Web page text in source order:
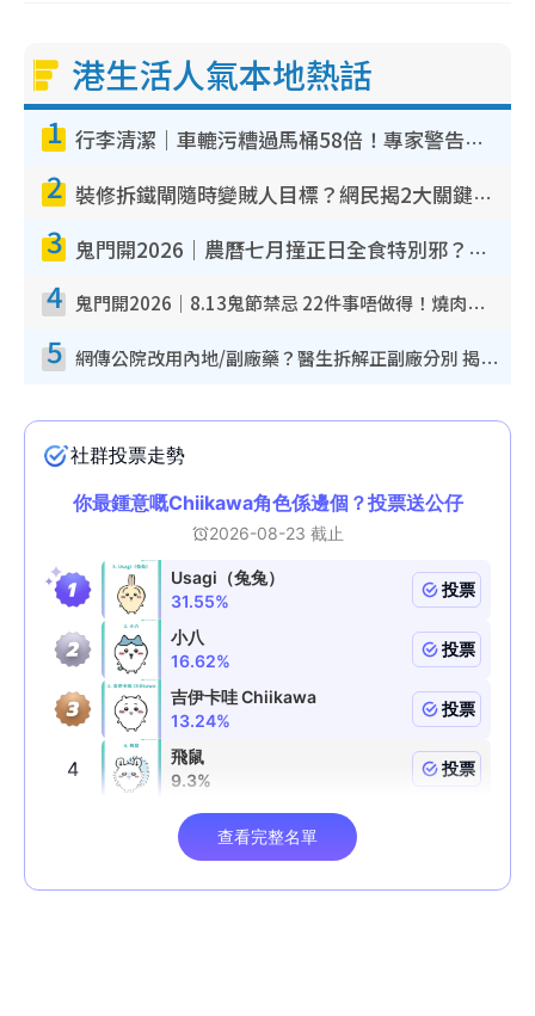
港生活人氣本地熱話
1 行李清潔｜車轆污糟過馬桶58倍！專家警告忌用酒精抹 教1招免污手除菌
2 裝修拆鐵閘隨時變賊人目標？網民揭2大關鍵用途：裝新式等於白裝？附新舊鐵閘分別
3 鬼門開2026｜農曆七月撞正日全食特別邪？專家警告切忌做一事！揭4大禁忌+2招保平安
4 鬼門開2026｜8.13鬼節禁忌 22件事唔做得！燒肉、刺身要少食？半夜勿吹口哨/打呢個電話
5 網傳公院改用內地/副廠藥？醫生拆解正副廠分別 揭4類人換藥隨時出事